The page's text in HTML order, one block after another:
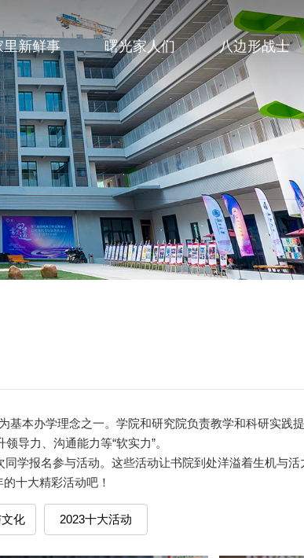
里新鲜事 曙光家人们 八边形战士
基本办学理念之一。学院和研究院负责教学和科研实践
导力、沟通能力等“软实力”。
学报名参与活动。这些活动让书院到处洋溢着生机与
十大精彩活动吧！
化 2023十大活动